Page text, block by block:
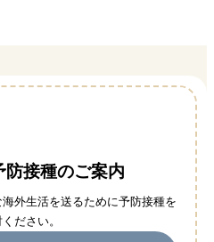
接種のご案内
外生活を送るために予防接種を
ださい。